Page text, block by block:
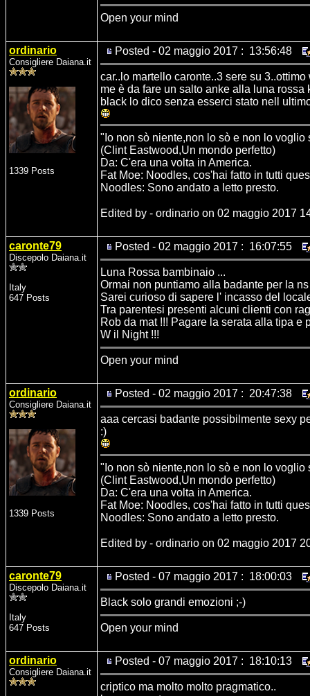
Open your mind
ordinario
Consigliere Daiana.it
1339 Posts
Posted - 02 maggio 2017 : 13:56:48
car..lo martello caronte..3 sere su
me è da fare un salto anke alla luna
black lo dico senza esserci stato nell
"Io non sò niente,non lo sò e non lo voglio
(Clint Eastwood,Un mondo perfetto)
Da: C'era una volta in America.
Fat Moe: Noodles, cos'hai fatto in tutti
Noodles: Sono andato a letto presto.
Edited by - ordinario on 02 maggio 2017
caronte79
Discepolo Daiana.it
Italy
647 Posts
Posted - 02 maggio 2017 : 16:07:55
Luna Rossa bambinaio ...
Ormai non puntiamo alla badante per la
Sarei curioso di sapere l' incasso del
Tra parentesi presenti alcuni clienti con
Rob da mat !!! Pagare la serata alla tipa e
W il Night !!!
Open your mind
ordinario
Consigliere Daiana.it
1339 Posts
Posted - 02 maggio 2017 : 20:47:38
aaa cercasi badante possibilmente sexy
:)
"Io non sò niente,non lo sò e non lo voglio
(Clint Eastwood,Un mondo perfetto)
Da: C'era una volta in America.
Fat Moe: Noodles, cos'hai fatto in tutti
Noodles: Sono andato a letto presto.
Edited by - ordinario on 02 maggio 2017
caronte79
Discepolo Daiana.it
Italy
647 Posts
Posted - 07 maggio 2017 : 18:00:03
Black solo grandi emozioni ;-)
Open your mind
ordinario
Consigliere Daiana.it
Posted - 07 maggio 2017 : 18:10:13
criptico ma molto molto pragmatico..